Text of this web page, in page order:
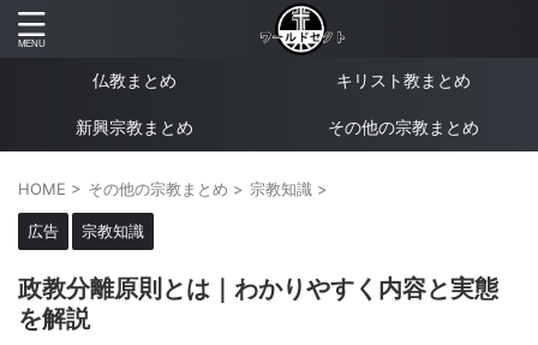
仏教まとめ キリスト教まとめ
新興宗教まとめ その他の宗教まとめ
HOME > その他の宗教まとめ > 宗教知識 >
広告 宗教知識
政教分離原則とは｜わかりやすく内容と実態
を解説